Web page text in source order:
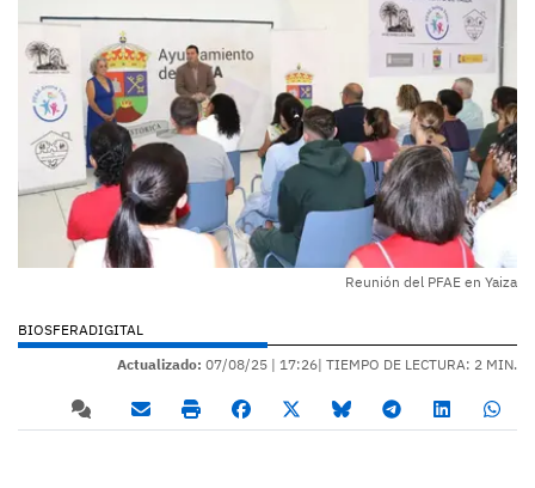
Reunión del PFAE en Yaiza
BIOSFERADIGITAL
Actualizado: 07/08/25 | 17:26| TIEMPO DE LECTURA: 2 MIN.